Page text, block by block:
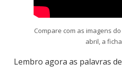
Compare com as imagens
abril, a
Lembro agora as palavras